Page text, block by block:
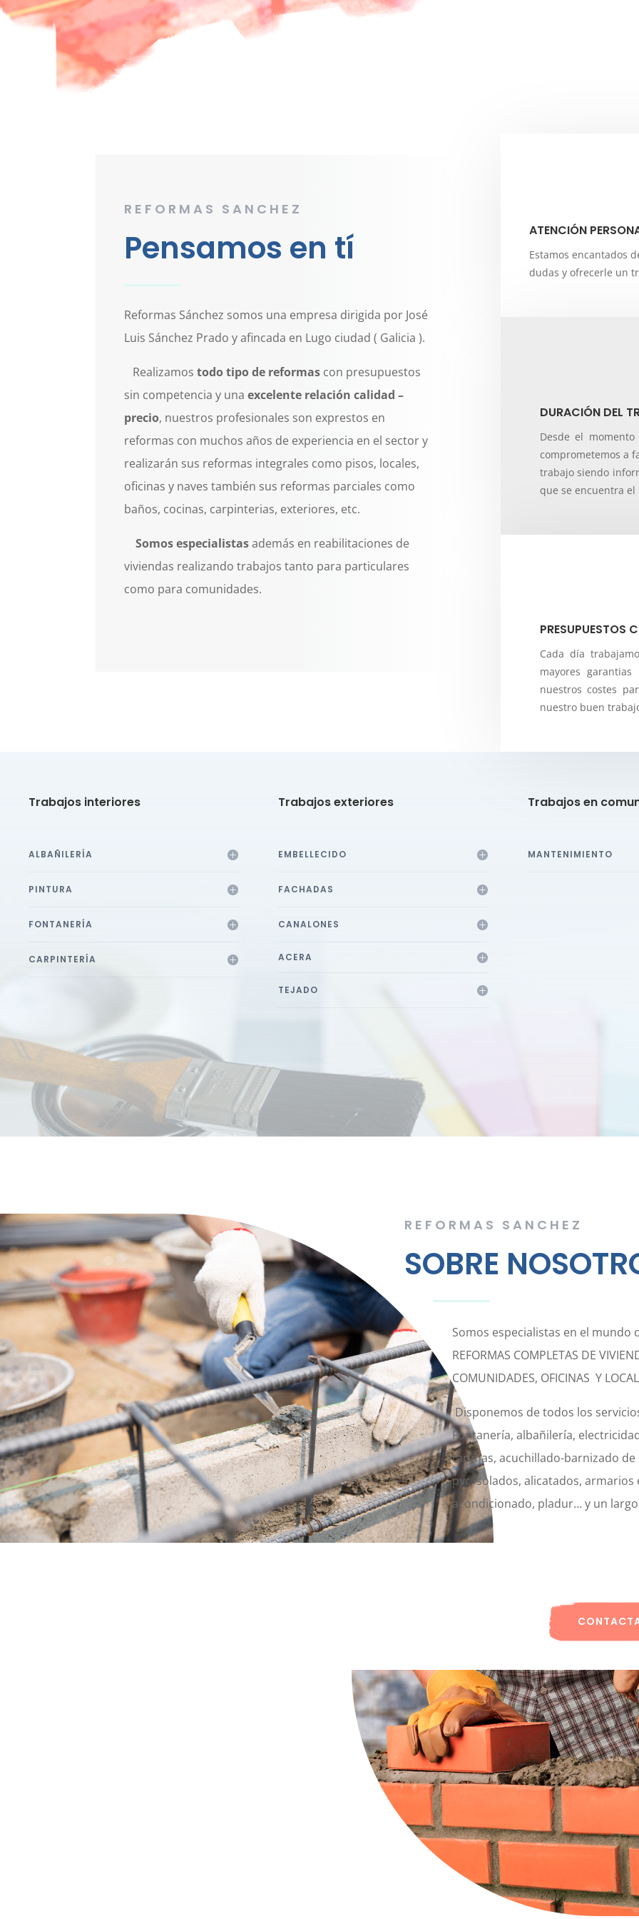
REFORMAS SANCHEZ
Pensamos en tí
Reformas Sánchez somos una empresa dirigida por José
Luis Sánchez Prado y afincada en Lugo ciudad ( Galicia ).
Realizamostodo tipo de reformas con presupuestos
sin competencia y unaexcelente relación calidad –
precio, nuestros profesionales son exprestos en
reformas con muchos años de experiencia en el sector y
realizarán sus reformas integrales como pisos, locales,
oficinas y naves también sus reformas parciales como
baños, cocinas, carpinterias, exteriores, etc.
Somos especialistasademás en reabilitaciones de
viviendas realizando trabajos tanto para particulares
como para comunidades.
ATENCIÓN
Estamos encantados
dudas y ofrecerle un
DURACIÓN DEL
Desde el
comprometemos a
trabajo siendo
que se encuentra el
PRESUPUESTOS
Cada día
mayores
nuestros costes
nuestro buen
Trabajos interiores
ALBAÑILERÍA
PINTURA
FONTANERÍA
CARPINTERÍA
Trabajos exteriores
EMBELLECIDO
FACHADAS
CANALONES
ACERA
TEJADO
Trabajos en
MANTENIMIENTO
REFORMAS SANCHEZ
SOBRE
Somos especialistas en el mundo
REFORMAS COMPLETAS DE
COMUNIDADES, OFICINAS Y
Disponemos de todos los
Fontanería, albañilería,
tarimas, acuchillado-barnizado
pvc, solados, alicatados,
acondicionado, pladur… y un